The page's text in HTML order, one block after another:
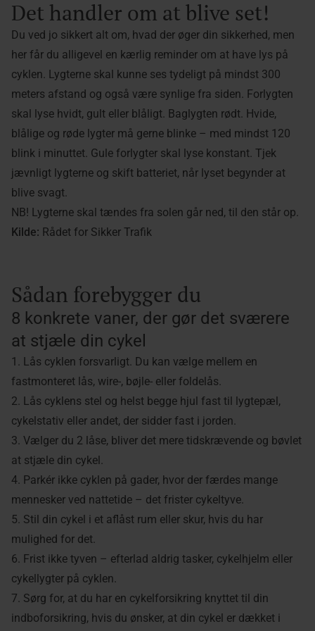
Det handler om at blive set!
Du ved jo sikkert alt om, hvad der øger din sikkerhed, men
her får du alligevel en kærlig reminder om at have lys på
cyklen. Lygterne skal kunne ses tydeligt på mindst 300
meters afstand og også være synlige fra siden. Forlygten
skal lyse hvidt, gult eller blåligt. Baglygten rødt. Hvide,
blålige og røde lygter må gerne blinke – med mindst 120
blink i minuttet. Gule forlygter skal lyse konstant. Tjek
jævnligt lygterne og skift batteriet, når lyset begynder at
blive svagt.
NB! Lygterne skal tændes fra solen går ned, til den står op.
Kilde: Rådet for Sikker Trafik
Sådan forebygger du
8 konkrete vaner, der gør det sværere
at stjæle din cykel
1. Lås cyklen forsvarligt. Du kan vælge mellem en
fastmonteret lås, wire-, bøjle- eller foldelås.
2. Lås cyklens stel og helst begge hjul fast til lygtepæl,
cykelstativ eller andet, der sidder fast i jorden.
3. Vælger du 2 låse, bliver det mere tidskrævende og bøvlet
at stjæle din cykel.
4. Parkér ikke cyklen på gader, hvor der færdes mange
mennesker ved nattetide – det frister cykeltyve.
5. Stil din cykel i et aflåst rum eller skur, hvis du har
mulighed for det.
6. Frist ikke tyven – efterlad aldrig tasker, cykelhjelm eller
cykellygter på cyklen.
7. Sørg for, at du har en cykelforsikring knyttet til din
indboforsikring, hvis du ønsker, at din cykel er dækket i